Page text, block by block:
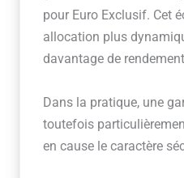
pour Euro Exclusif. Cet
allocation plus
davantage de
Dans la pratique, une
toutefois
en cause le caractère